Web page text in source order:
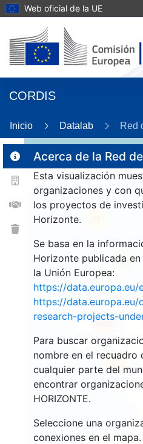
Web oficial de la UE
CORDIS
Inicio Datalab Red
Acerca de la Red
Esta visualización
organizaciones y con
los proyectos de
Horizonte.
Se basa en la
Horizonte publicada
la Unión Europea:
https://
https://
research-projects-
Para buscar
nombre en el recuadro
cualquier parte del
encontrar
HORIZONTE.
Seleccione una
conexiones en el
9
63
1568